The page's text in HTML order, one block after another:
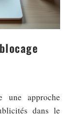
une approche
dans le